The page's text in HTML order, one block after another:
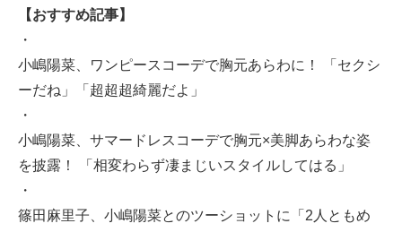
【おすすめ記事】
・
小嶋陽菜、ワンピースコーデで胸元あらわに！ 「セクシ
ーだね」「超超超綺麗だよ」
・
小嶋陽菜、サマードレスコーデで胸元×美脚あらわな姿
を披露！ 「相変わらず凄まじいスタイルしてはる」
・
篠田麻里子、小嶋陽菜とのツーショットに「2人ともめ